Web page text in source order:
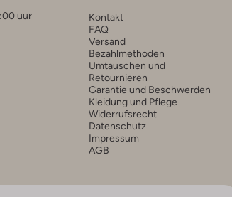
uur
Kontakt
FAQ
Versand
Bezahlmethoden
Umtauschen und
Retournieren
Garantie und Beschwerden
Kleidung und Pflege
Widerrufsrecht
Datenschutz
Impressum
AGB